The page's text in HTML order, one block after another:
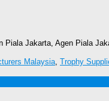
Piala Jakarta, Agen Piala
Malaysia Trophy